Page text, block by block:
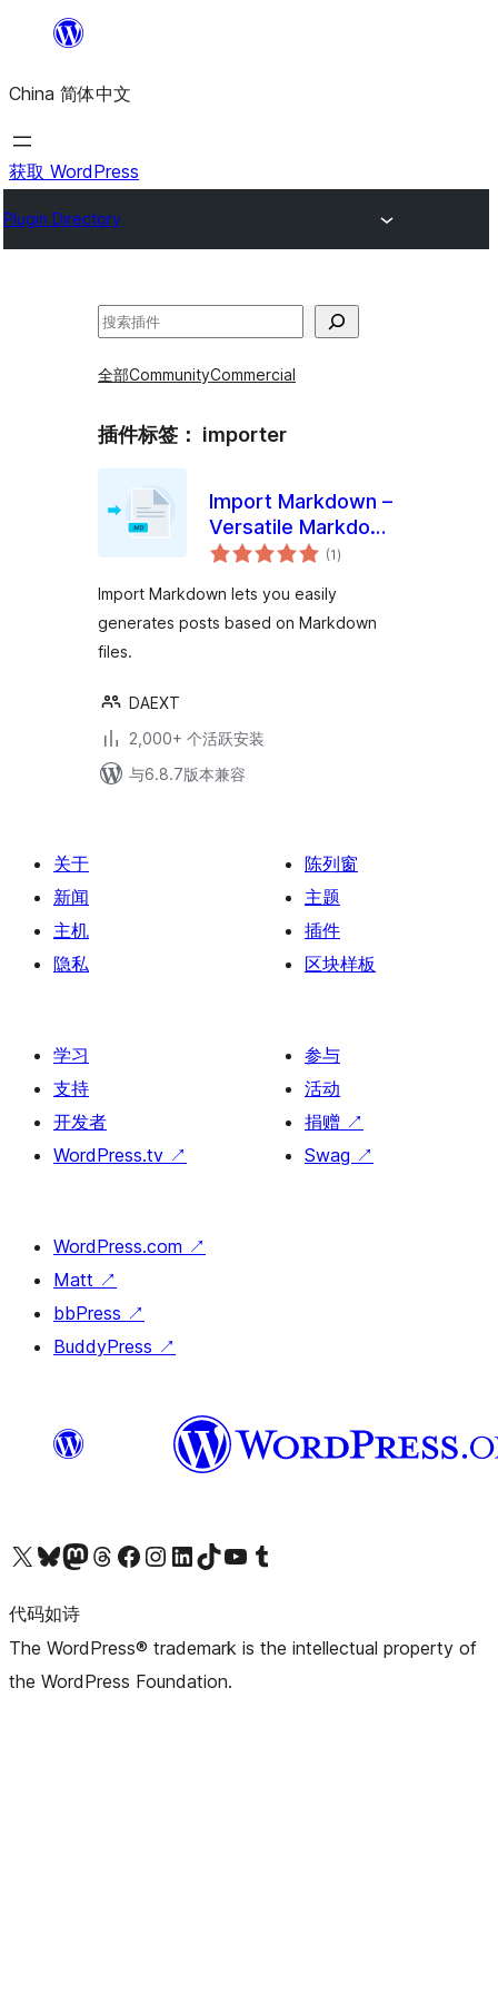
内
容
China 简体中文
获取 WordPress
Plugin Directory
搜
全部CommunityCommercial
插件标签： importer
Import Markdown –
Versatile Markdown
Importer
(1总
评)
Import Markdown lets you easily
generates posts based on Markdown
files.
DAEXT
2,000+ 个活跃安装
与6.8.7版本兼容
关于
新闻
主机
隐私
陈列窗
主题
插件
区块样板
学习
支持
开发者
WordPress.tv ↗
参与
活动
捐赠 ↗
Swag ↗
WordPress.com ↗
Matt ↗
bbPress ↗
BuddyPress ↗
关注我们的 X（原 Twitter）账号访问我们的 Bluesky 账号关注我们的 Mastodon 账号访问我们的 Threads 账号 访问我们的 Facebook 公共主页关注我们的 Instagram 账号 关注我们的 LinkedIn 主页访问我们的 TikTok 账号访问我们的 YouTube 频道 访问我们的 Tumblr 账号
代码如诗
The WordPress® trademark is the intellectual property of
the WordPress Foundation.